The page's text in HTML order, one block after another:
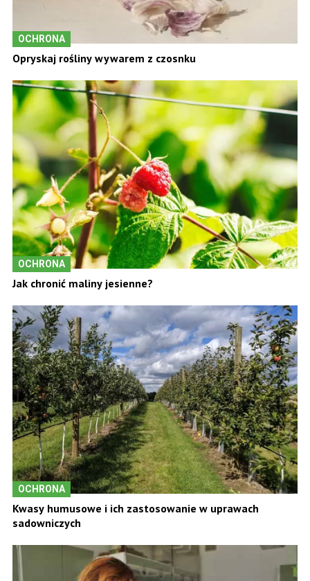
OCHRONA
Opryskaj rośliny wywarem z czosnku
OCHRONA
Jak chronić maliny jesienne?
OCHRONA
Kwasy humusowe i ich zastosowanie w uprawach
sadowniczych